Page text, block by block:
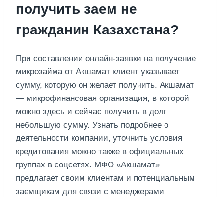
получить заем не
гражданин Казахстана?
При составлении онлайн-заявки на получение
микрозайма от Акшамат клиент указывает
сумму, которую он желает получить. Акшамат
— микрофинансовая организация, в которой
можно здесь и сейчас получить в долг
небольшую сумму. Узнать подробнее о
деятельности компании, уточнить условия
кредитования можно также в официальных
группах в соцсетях. МФО «Акшамат»
предлагает своим клиентам и потенциальным
заемщикам для связи с менеджерами